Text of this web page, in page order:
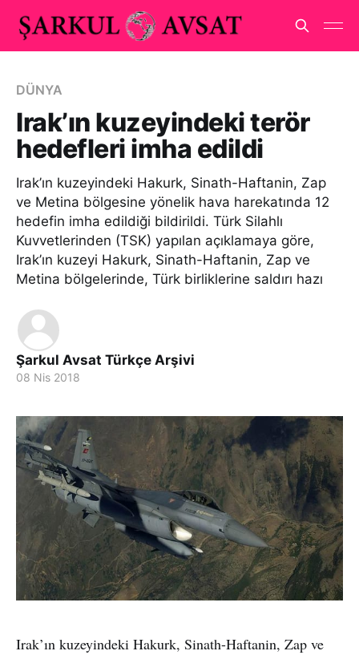
DÜNYA
Irak’ın kuzeyindeki terör
hedefleri imha edildi
Irak’ın kuzeyindeki Hakurk, Sinath-Haftanin, Zap
ve Metina bölgesine yönelik hava harekatında 12
hedefin imha edildiği bildirildi. Türk Silahlı
Kuvvetlerinden (TSK) yapılan açıklamaya göre,
Irak’ın kuzeyi Hakurk, Sinath-Haftanin, Zap ve
Metina bölgelerinde, Türk birliklerine saldırı hazı
Şarkul Avsat Türkçe Arşivi
08 Nis 2018
Irak’ın kuzeyindeki Hakurk, Sinath-Haftanin, Zap ve